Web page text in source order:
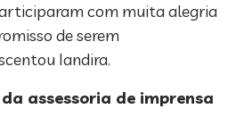
com muita alegria
de serem
Iandira.
assessoria de imprensa